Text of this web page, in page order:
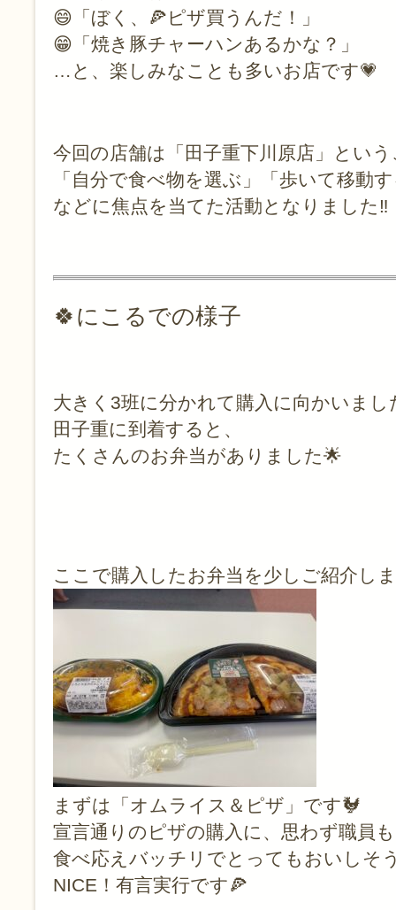
😄「ぼく、🍕ピザ買うんだ！」
😁「焼き豚チャーハンあるかな？」
…と、楽しみなことも多いお店です💗
今回の店舗は「田子重下川原店」とい
「自分で食べ物を選ぶ」「歩いて移動
などに焦点を当てた活動となりました‼
🍀にこるでの様子
大きく3班に分かれて購入に向かいまし
田子重に到着すると、
たくさんのお弁当がありました🌟
ここで購入したお弁当を少しご紹介し
まずは「オムライス＆ピザ」です🐓
宣言通りのピザの購入に、思わず職員
食べ応えバッチリでとってもおいしそ
NICE！有言実行です🍕